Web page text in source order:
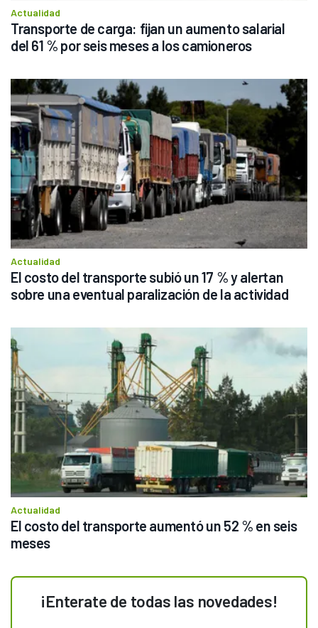
Actualidad
Transporte de carga: fijan un aumento salarial
del 61 % por seis meses a los camioneros
Actualidad
El costo del transporte subió un 17 % y alertan
sobre una eventual paralización de la actividad
Actualidad
El costo del transporte aumentó un 52 % en seis
¡Enterate de todas las novedades!